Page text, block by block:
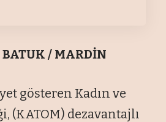
/ MARDİN
gösteren Kadın ve
(KATOM) dezavantajlı